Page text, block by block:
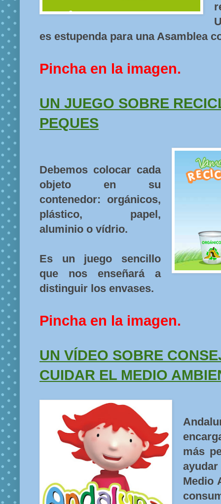
es estupenda para una Asamblea
Pincha en la imagen.
UN JUEGO SOBRE
PEQUES
Debemos colocar cada
objeto en su
contenedor: orgánicos,
plástico, papel,
aluminio o vídrio.
Es un juego sencillo
que nos enseñará a
distinguir los envases.
Pincha en la imagen.
UN VÍDEO SOBRE
CUIDAR EL MEDIO
más
Medio